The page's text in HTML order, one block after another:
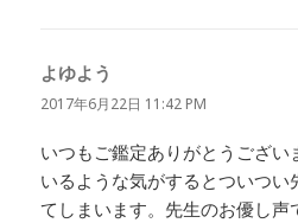
よゆよう
り:
2017年6月22日 11:42 PM
いつもご鑑定ありがとうござ
いるような気がするとついつい
てしまいます。先生のお優し声